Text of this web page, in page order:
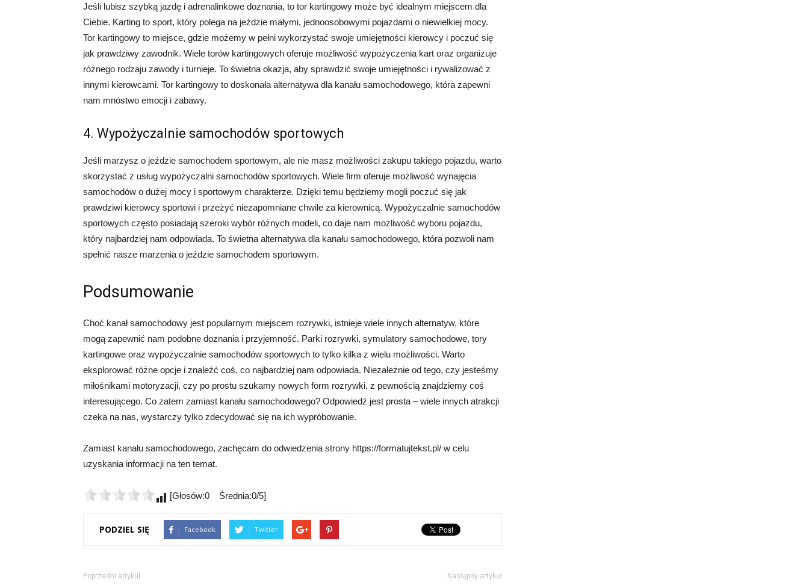
Jeśli lubisz szybką jazdę i adrenalinkowe doznania, to tor kartingowy może być idealnym miejscem dla
Ciebie. Karting to sport, który polega na jeździe małymi, jednoosobowymi pojazdami o niewielkiej mocy.
Tor kartingowy to miejsce, gdzie możemy w pełni wykorzystać swoje umiejętności kierowcy i poczuć się
jak prawdziwy zawodnik. Wiele torów kartingowych oferuje możliwość wypożyczenia kart oraz organizuje
różnego rodzaju zawody i turnieje. To świetna okazja, aby sprawdzić swoje umiejętności i rywalizować z
innymi kierowcami. Tor kartingowy to doskonała alternatywa dla kanału samochodowego, która zapewni
nam mnóstwo emocji i zabawy.
4. Wypożyczalnie samochodów sportowych
Jeśli marzysz o jeździe samochodem sportowym, ale nie masz możliwości zakupu takiego pojazdu, warto
skorzystać z usług wypożyczalni samochodów sportowych. Wiele firm oferuje możliwość wynajęcia
samochodów o dużej mocy i sportowym charakterze. Dzięki temu będziemy mogli poczuć się jak
prawdziwi kierowcy sportowi i przeżyć niezapomniane chwile za kierownicą. Wypożyczalnie samochodów
sportowych często posiadają szeroki wybór różnych modeli, co daje nam możliwość wyboru pojazdu,
który najbardziej nam odpowiada. To świetna alternatywa dla kanału samochodowego, która pozwoli nam
spełnić nasze marzenia o jeździe samochodem sportowym.
Podsumowanie
Choć kanał samochodowy jest popularnym miejscem rozrywki, istnieje wiele innych alternatyw, które
mogą zapewnić nam podobne doznania i przyjemność. Parki rozrywki, symulatory samochodowe, tory
kartingowe oraz wypożyczalnie samochodów sportowych to tylko kilka z wielu możliwości. Warto
eksplorować różne opcje i znaleźć coś, co najbardziej nam odpowiada. Niezależnie od tego, czy jesteśmy
miłośnikami motoryzacji, czy po prostu szukamy nowych form rozrywki, z pewnością znajdziemy coś
interesującego. Co zatem zamiast kanału samochodowego? Odpowiedź jest prosta – wiele innych atrakcji
czeka na nas, wystarczy tylko zdecydować się na ich wypróbowanie.
Zamiast kanału samochodowego, zachęcam do odwiedzenia strony https://formatujtekst.pl/ w celu
uzyskania informacji na ten temat.
[Głosów:0 Średnia:0/5]
PODZIEL SIĘ Facebook Twitter
Poprzedni artykuł Następny artykuł